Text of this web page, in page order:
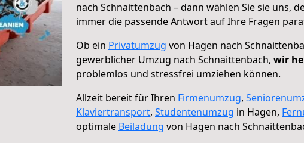
nach Schnaittenbach – dann wählen Sie sie uns,
immer die passende Antwort auf Ihre Fragen
Ob ein Privatumzug von Hagen nach
gewerblicher Umzug nach Schnaittenbach, wir
problemlos und stressfrei umziehen können.
Allzeit bereit für Ihren Firmenumzug,
Klaviertransport, Studentenumzug in Hagen,
optimale Beiladung von Hagen nach